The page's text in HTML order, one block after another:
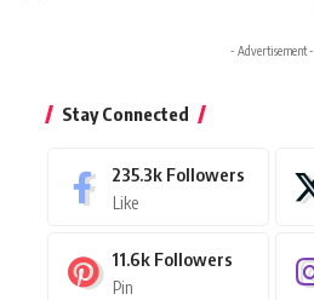
- Advertisement -
Stay Connected
235.3k Followers
Like
11.6k Followers
Pin